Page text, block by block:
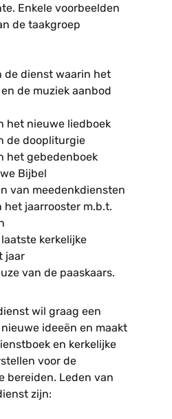
Enkele voorbeelden
de taakgroep
de dienst waarin het
de muziek aanbod
het nieuwe liedboek
de doopliturgie
het gebedenboek
Bijbel
van meedenkdiensten
het jaarrooster m.b.t.
kerkelijke
jaar
van de paaskaars.
wil graag een
ideeën en maakt
en kerkelijke
voor de
bereiden. Leden van
zijn: